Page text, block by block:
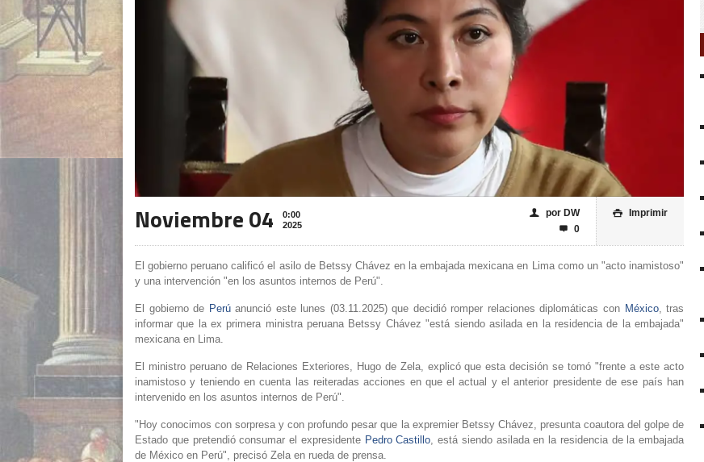
Noviembre 04
0:00
2025
 Imprimir
👤 por DW
 0
El gobierno peruano calificó el asilo de Betssy Chávez en la embajada mexicana en Lima como un "acto inamistoso"
y una intervención "en los asuntos internos de Perú".
El gobierno de Perú anunció este lunes (03.11.2025) que decidió romper relaciones diplomáticas con México, tras
informar que la ex primera ministra peruana Betssy Chávez "está siendo asilada en la residencia de la embajada"
mexicana en Lima.
El ministro peruano de Relaciones Exteriores, Hugo de Zela, explicó que esta decisión se tomó "frente a este acto
inamistoso y teniendo en cuenta las reiteradas acciones en que el actual y el anterior presidente de ese país han
intervenido en los asuntos internos de Perú".
"Hoy conocimos con sorpresa y con profundo pesar que la expremier Betssy Chávez, presunta coautora del golpe de
Estado que pretendió consumar el expresidente Pedro Castillo, está siendo asilada en la residencia de la embajada
de México en Perú", precisó Zela en rueda de prensa.